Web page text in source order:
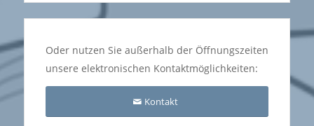
Oder nutzen Sie außerhalb der Öffnungszeiten
unsere elektronischen Kontaktmöglichkeiten:
Kontakt